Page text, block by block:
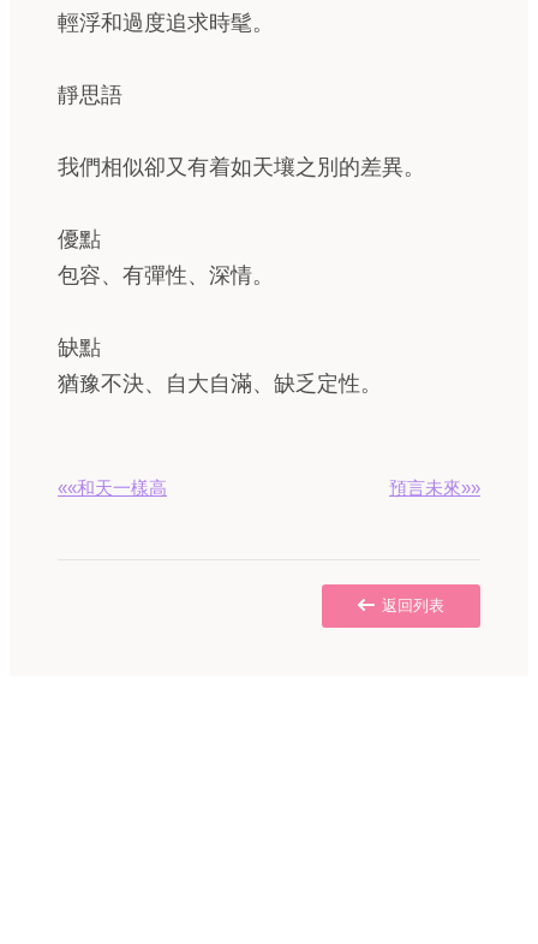
輕浮和過度追求時髦。
靜思語
我們相似卻又有着如天壤之別的差異。
優點
包容、有彈性、深情。
缺點
猶豫不決、自大自滿、缺乏定性。
««和天一樣高 預言未來»»
返回列表